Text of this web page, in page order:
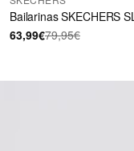
Bailarinas SKECHERS
63,99€79,95€